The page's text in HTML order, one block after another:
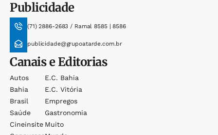
Publicidade
(71) 2886-2683 / Ramal 8585 | 8586
publicidade@grupoatarde.com.br
Canais e Editorias
Autos
Bahia
Brasil
Saúde
Cineinsite
E.c. Bahia
E.c. Vitória
Empregos
Gastronomia
Muito